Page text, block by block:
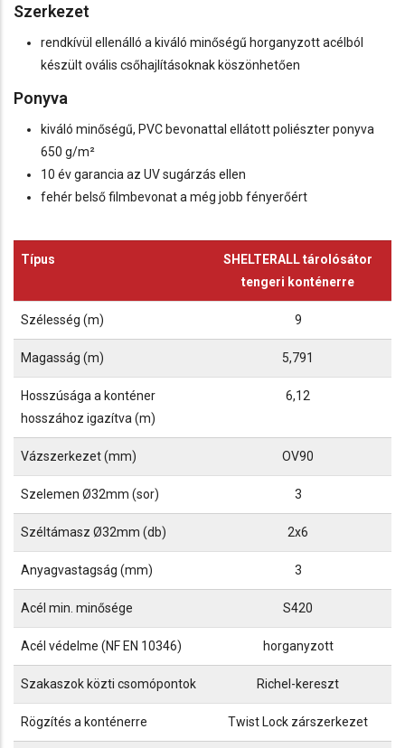
Szerkezet
rendkívül ellenálló a kiváló minőségű horganyzott acélból
készült ovális csőhajlításoknak köszönhetően
Ponyva
kiváló minőségű, PVC bevonattal ellátott poliészter ponyva
650 g/m²
10 év garancia az UV sugárzás ellen
fehér belső filmbevonat a még jobb fényerőért
Típus
SHELTERALL tárolósátor
tengeri konténerre
Szélesség (m) 9
Magasság (m) 5,791
Hosszúsága a konténer
hosszához igazítva (m)
6,12
Vázszerkezet (mm) OV90
Szelemen Ø32mm (sor) 3
Széltámasz Ø32mm (db) 2x6
Anyagvastagság (mm) 3
Acél min. minősége S420
Acél védelme (NF EN 10346) horganyzott
Szakaszok közti csomópontok Richel-kereszt
Rögzítés a konténerre Twist Lock zárszerkezet